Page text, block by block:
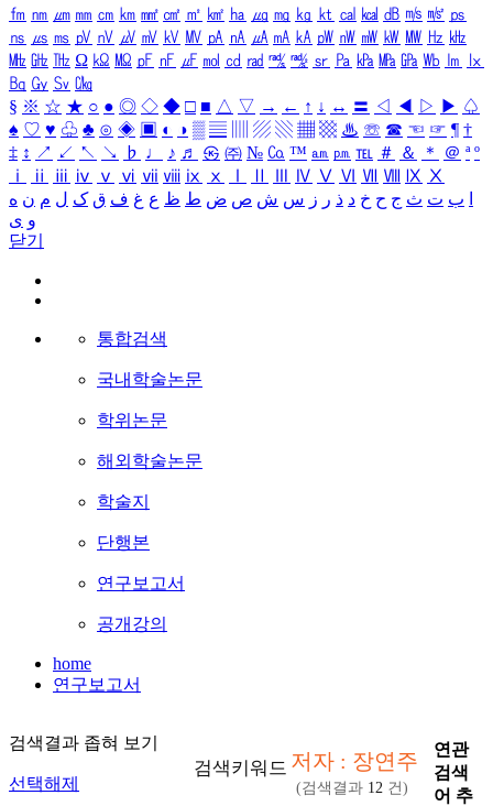
㎙ ㎚ ㎛ ㎜ ㎝ ㎞ ㎟ ㎠ ㎡ ㎢ ㏊ ㎍ ㎎ ㎏ ㏏ ㎈ ㎉ ㏈ ㎧ ㎨ ㎰
㎱ ㎲ ㎳ ㎴ ㎵ ㎶ ㎷ ㎸ ㎹ ㎀ ㎁ ㎂ ㎃ ㎄ ㎺ ㎻ ㎽ ㎾ ㎿ ㎐ ㎑
㎒ ㎓ ㎔ Ω ㏀ ㏁ ㎊ ㎋ ㎌ ㏖ ㏅ ㎭ ㎮ ㎯ ㏛ ㎩ ㎪ ㎫ ㎬ ㏝ ㏐
㏓
㏃ ㏉ ㏜ ㏆
§ ※ ☆ ★ ○ ● ◎ ◇ ◆ □ ■ △ ▽ → ← ↑ ↓ ↔ 〓 ◁ ◀ ▷ ▶ ♤
♠ ♡ ♥ ♧ ♣ ⊙ ◈ ▣ ◐ ◑ ▒ ▤ ▨ ▧ ▦ ▩ ♨ ☏ ☎ ☜ ☞ ¶ †
‡ ↕ ↗ ↙ ↖ ↘ ♭ ♩ ♪ ♬ ㉿ ㈜ № ㏇ ™ ㏂ ㏘ ℡ ＃ ＆ ＊ ＠ ª º
ⅰ
ⅱ ⅲ ⅳ ⅴ ⅵ ⅶ ⅷ ⅸ ⅹ Ⅳ Ⅴ Ⅵ Ⅶ Ⅷ Ⅸ Ⅹ
ب ت ث ج ح خ د ذ ر ز س ش ص ض ط ظ ع غ ف ق ک ل م ن ه
و ی
닫기
통합검색
국내학술논문
학위논문
해외학술논문
학술지
단행본
연구보고서
공개강의
home
연구보고서
검색결과 좁혀 보기
선택해제
검색키워드 저자 : 장연주
(검색결과 12 건)
연관
검색
어 추